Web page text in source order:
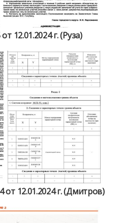
12.01.2024 г. (Руза)
12.01.2024 г. (Дмитров)